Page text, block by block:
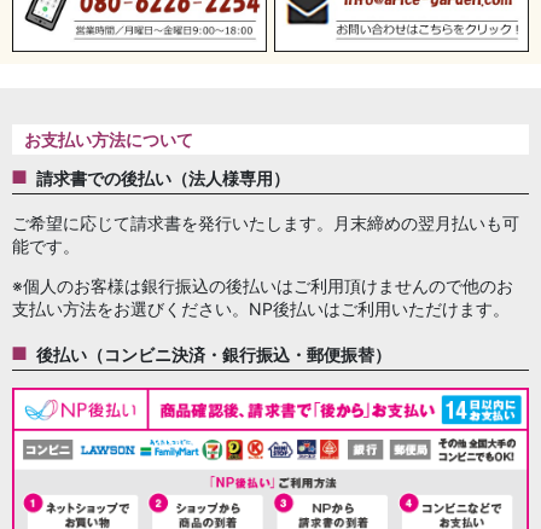
お支払い方法について
請求書での後払い（法人様専用）
ご希望に応じて請求書を発行いたします。月末締めの翌月払いも可
能です。
※個人のお客様は銀行振込の後払いはご利用頂けませんので他のお
支払い方法をお選びください。NP後払いはご利用いただけます。
後払い（コンビニ決済・銀行振込・郵便振替）